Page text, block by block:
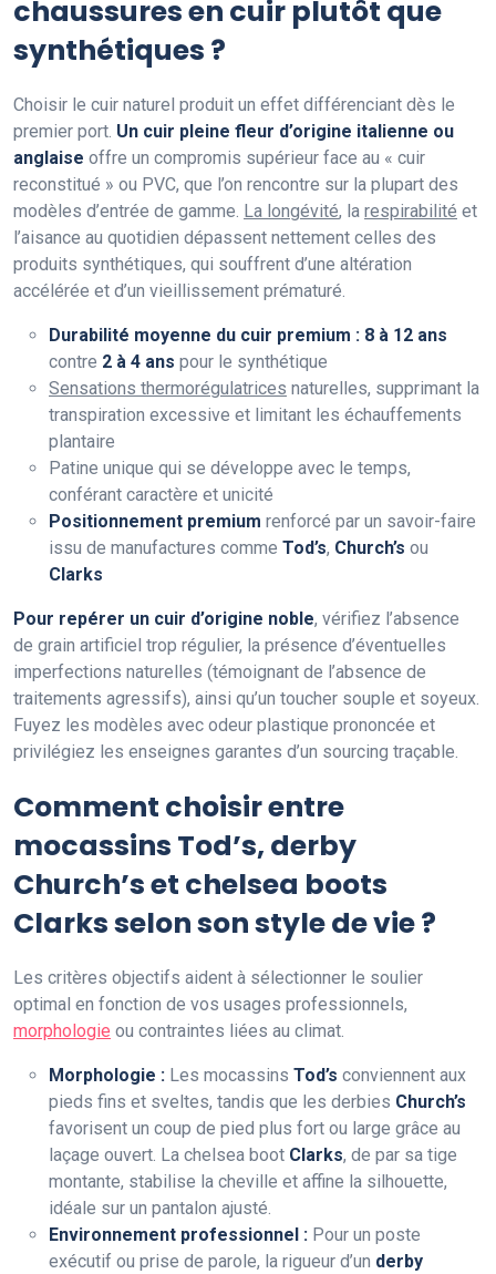
chaussures en cuir plutôt que
synthétiques ?
Choisir le cuir naturel produit un effet différenciant dès le
premier port. Un cuir pleine fleur d’origine italienne ou
anglaise offre un compromis supérieur face au « cuir
reconstitué » ou PVC, que l’on rencontre sur la plupart des
modèles d’entrée de gamme. La longévité, la respirabilité et
l’aisance au quotidien dépassent nettement celles des
produits synthétiques, qui souffrent d’une altération
accélérée et d’un vieillissement prématuré.
Durabilité moyenne du cuir premium : 8 à 12 ans
contre 2 à 4 ans pour le synthétique
Sensations thermorégulatrices naturelles, supprimant la
transpiration excessive et limitant les échauffements
plantaire
Patine unique qui se développe avec le temps,
conférant caractère et unicité
Positionnement premium renforcé par un savoir-faire
issu de manufactures comme Tod’s, Church’s ou
Clarks
Pour repérer un cuir d’origine noble, vérifiez l’absence
de grain artificiel trop régulier, la présence d’éventuelles
imperfections naturelles (témoignant de l’absence de
traitements agressifs), ainsi qu’un toucher souple et soyeux.
Fuyez les modèles avec odeur plastique prononcée et
privilégiez les enseignes garantes d’un sourcing traçable.
Comment choisir entre
mocassins Tod’s, derby
Church’s et chelsea boots
Clarks selon son style de vie ?
Les critères objectifs aident à sélectionner le soulier
optimal en fonction de vos usages professionnels,
morphologie ou contraintes liées au climat.
Morphologie : Les mocassins Tod’s conviennent aux
pieds fins et sveltes, tandis que les derbies Church’s
favorisent un coup de pied plus fort ou large grâce au
laçage ouvert. La chelsea boot Clarks, de par sa tige
montante, stabilise la cheville et affine la silhouette,
idéale sur un pantalon ajusté.
Environnement professionnel : Pour un poste
exécutif ou prise de parole, la rigueur d’un derby